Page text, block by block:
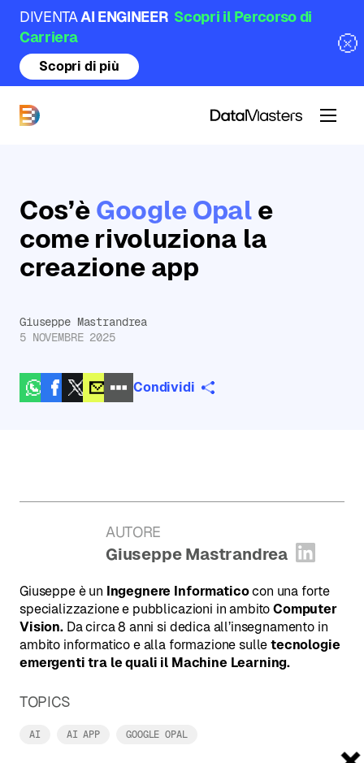
DIVENTAAI ENGINEER Scopri il Percorso di
Carriera
Scopri di più
Cos’è Google Opal e
come rivoluziona la
creazione app
Giuseppe Mastrandrea
5 NOVEMBRE 2025
Condividi
AUTORE
:Giuseppe Mastrandrea
Giuseppe è un Ingegnere Informaticocon una forte
specializzazione e pubblicazioni in ambitoComputer
Vision.Da circa 8 anni si dedica all’insegnamento in
ambito informatico e alla formazione sulletecnologie
emergenti tra le quali il Machine Learning.
TOPICS
AI AI APP GOOGLE OPAL